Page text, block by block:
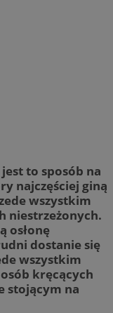
to sposób na
najczęściej giną
wszystkim
niestrzeżonych.
osłonę
dostanie się
wszystkim
kręcących
stojącym na